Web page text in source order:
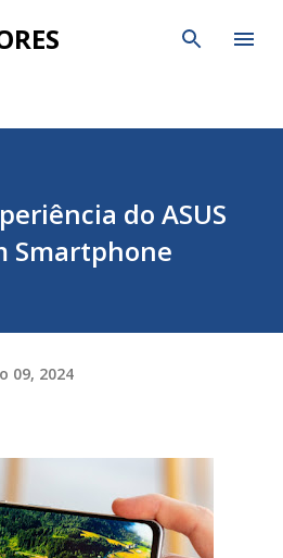
conteúdo principal
do ASUS
Smartphone
09, 2024